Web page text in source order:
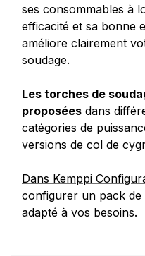
ses consommables à
efficacité et sa bonne
améliore clairement
soudage.
Les torches de
proposées dans
catégories de
versions de col de
Dans Kemppi
configurer un pack de
adapté à vos besoins.